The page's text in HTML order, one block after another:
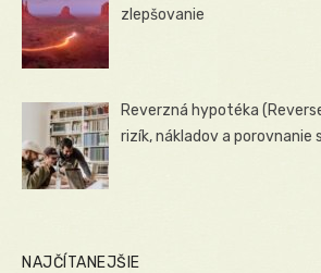
zlepšovanie
Reverzná hypotéka
rizík, nákladov a
NAJČÍTANEJŠIE